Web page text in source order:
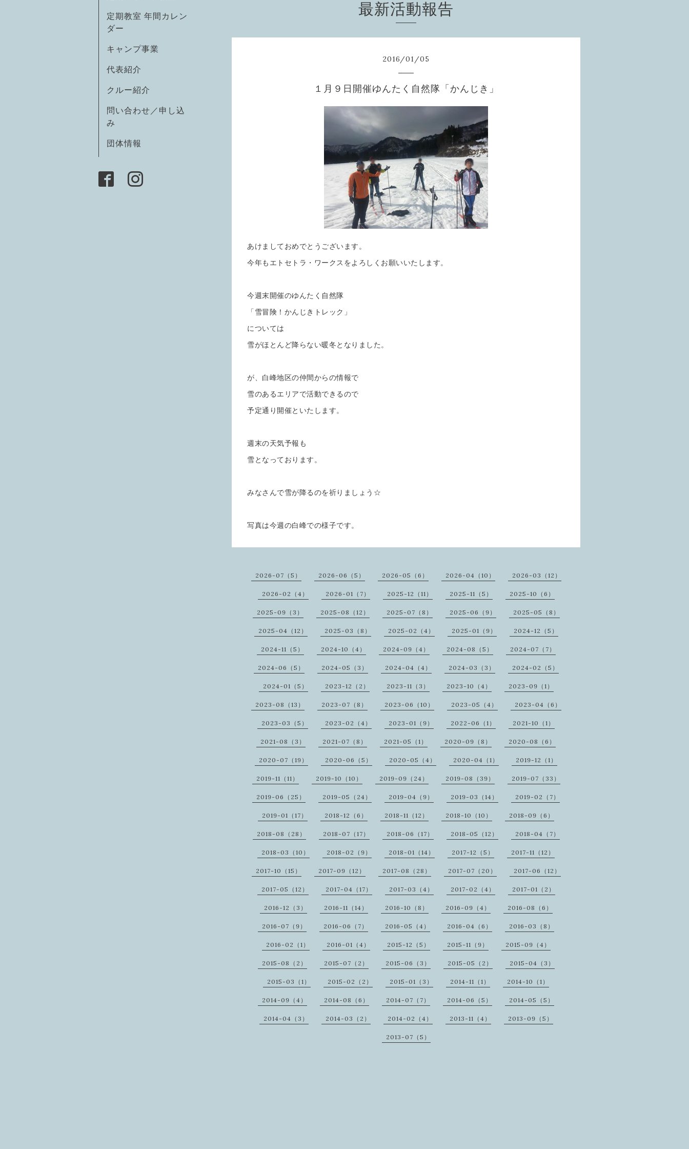
定期教室 年間カレン
ダー
キャンプ事業
代表紹介
クルー紹介
問い合わせ／申し込
み
団体情報
最新活動報告
2016/01/05
１月９日開催ゆんたく自然隊「かんじき」
あけましておめでとうございます。
今年もエトセトラ・ワークスをよろしくお願いいたします。
今週末開催のゆんたく自然隊
「雪冒険！かんじきトレック」
については
雪がほとんど降らない暖冬となりました。
が、白峰地区の仲間からの情報で
雪のあるエリアで活動できるので
予定通り開催といたします。
週末の天気予報も
雪となっております。
みなさんで雪が降るのを祈りましょう☆
写真は今週の白峰での様子です。
2026-07（5） 2026-06（5） 2026-05（6） 2026-04（10） 2026-03（12）
2026-02（4） 2026-01（7） 2025-12（11） 2025-11（5） 2025-10（6）
2025-09（3） 2025-08（12） 2025-07（8） 2025-06（9） 2025-05（8）
2025-04（12） 2025-03（8） 2025-02（4） 2025-01（9） 2024-12（5）
2024-11（5） 2024-10（4） 2024-09（4） 2024-08（5） 2024-07（7）
2024-06（5） 2024-05（3） 2024-04（4） 2024-03（3） 2024-02（5）
2024-01（5） 2023-12（2） 2023-11（3） 2023-10（4） 2023-09（1）
2023-08（13） 2023-07（8） 2023-06（10） 2023-05（4） 2023-04（6）
2023-03（5） 2023-02（4） 2023-01（9） 2022-06（1） 2021-10（1）
2021-08（3） 2021-07（8） 2021-05（1） 2020-09（8） 2020-08（6）
2020-07（19） 2020-06（5） 2020-05（4） 2020-04（1） 2019-12（1）
2019-11（11） 2019-10（10） 2019-09（24） 2019-08（39） 2019-07（33）
2019-06（25） 2019-05（24） 2019-04（9） 2019-03（14） 2019-02（7）
2019-01（17） 2018-12（6） 2018-11（12） 2018-10（10） 2018-09（6）
2018-08（28） 2018-07（17） 2018-06（17） 2018-05（12） 2018-04（7）
2018-03（10） 2018-02（9） 2018-01（14） 2017-12（5） 2017-11（12）
2017-10（15） 2017-09（12） 2017-08（28） 2017-07（20） 2017-06（12）
2017-05（12） 2017-04（17） 2017-03（4） 2017-02（4） 2017-01（2）
2016-12（3） 2016-11（14） 2016-10（8） 2016-09（4） 2016-08（6）
2016-07（9） 2016-06（7） 2016-05（4） 2016-04（6） 2016-03（8）
2016-02（1） 2016-01（4） 2015-12（5） 2015-11（9） 2015-09（4）
2015-08（2） 2015-07（2） 2015-06（3） 2015-05（2） 2015-04（3）
2015-03（1） 2015-02（2） 2015-01（3） 2014-11（1） 2014-10（1）
2014-09（4） 2014-08（6） 2014-07（7） 2014-06（5） 2014-05（5）
2014-04（3） 2014-03（2） 2014-02（4） 2013-11（4） 2013-09（5）
2013-07（5）